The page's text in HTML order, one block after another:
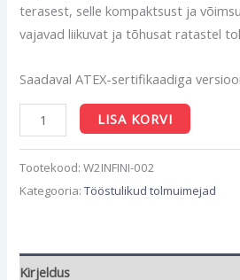
terasest, selle kompaktsust ja
vajavad liikuvat ja tõhusat ratastel
Saadaval ATEX-sertifikaadiga
LISA KORVI
Tootekood:W2INFINI-002
Kategooria:Tööstulikud tolmuimejad
Kirjeldus